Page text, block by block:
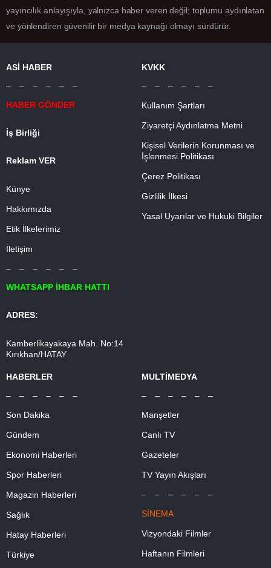
yayıncılık anlayışıyla, yalnızca haber veren değil; toplumu aydınlatan
ve yönlendiren güvenilir bir medya kaynağı olmayı sürdürür.
ASİ HABER
– – – – – –
HABER GÖNDER
İş Birliği
Reklam VER
Künye
Hakkımızda
Etik İlkelerimiz
İletişim
– – – – – –
WHATSAPP İHBAR HATTI
ADRES:
Kamberlikayakaya Mah. No:14
Kırıkhan/HATAY
KVKK
– – – – – –
Kullanım Şartları
Ziyaretçi Aydınlatma Metni
Kişisel Verilerin Korunması ve
İşlenmesi Politikası
Çerez Politikası
Gizlilik İlkesi
Yasal Uyarılar ve Hukuki Bilgiler
HABERLER
– – – – – –
Son Dakika
Gündem
Ekonomi Haberleri
Spor Haberleri
Magazin Haberleri
Sağlık
Hatay Haberleri
Türkiye
MULTİMEDYA
– – – – – –
Manşetler
Canlı TV
Gazeteler
TV Yayın Akışları
– – – – – –
SİNEMA
Vizyondaki Filmler
Haftanın Filmleri